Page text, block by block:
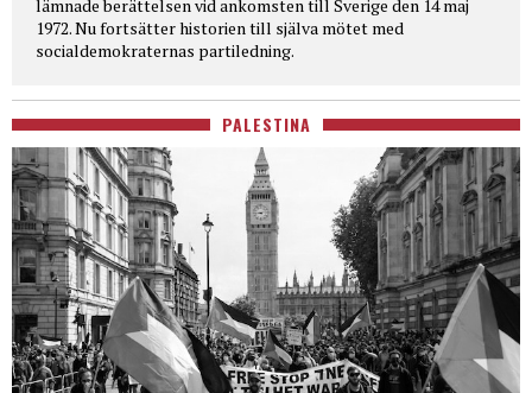
lämnade berättelsen vid ankomsten till Sverige den 14 maj
1972. Nu fortsätter historien till själva mötet med
socialdemokraternas partiledning.
PALESTINA